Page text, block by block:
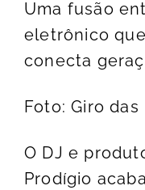
Uma fusão
eletrônico
conecta
Foto: Giro
O DJ e
Prodígio